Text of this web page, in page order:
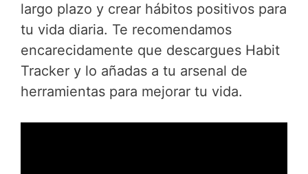
largo plazo y crear hábitos positivos para
tu vida diaria. Te recomendamos
encarecidamente que descargues Habit
Tracker y lo añadas a tu arsenal de
herramientas para mejorar tu vida.